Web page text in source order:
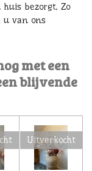
bezorgt. Zo
u van ons
met een
blijvende
Uitverkocht